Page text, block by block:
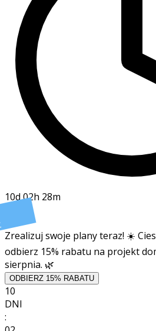
10d 02h 28m
Zrealizuj swoje plany teraz! ☀️
odbierz 15% rabatu na projekt
sierpnia. 🌿
ODBIERZ 15% RABATU
10
DNI
: